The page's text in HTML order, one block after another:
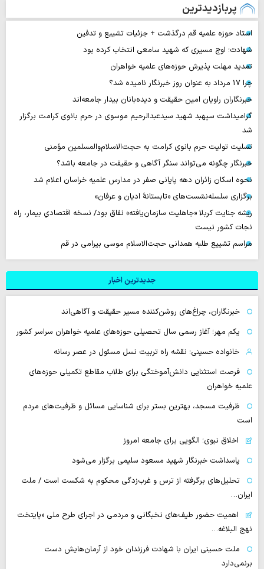
پربازدیدترین
استاد حوزه علمیه قم درگذشت + جزئیات تشییع و تدفین
شهادت؛ اوج مسیری که شهید سامعی انتخاب کرده بود
تمدید مهلت پذیرش حوزه‌های علمیه خواهران
چرا 17 مرداد به عنوان روز خبرنگار نامیده شد؟
خبرنگاران راویان امین حقیقت و دیده‌بانان بیدار جامعه‌اند
گرامیداشت سپهبد شهید سیدعبدالرحیم موسوی در حرم بانوی کرامت برگزار
شد
تسلیت تولیت حرم بانوی کرامت به حجت‌الاسلام‌والمسلمین مؤمنی
خبرنگار چگونه می‌تواند سنگر آگاهی و حقیقت در جامعه باشد؟
نحوه اسکان زائران دهه پایانی صفر در مدارس علمیه خراسان اعلام شد
برگزاری سلسله‌نشست‌های «تابستانهٔ ادیان و عرفان»
ریشه جنایت کربلا «جاهلیت سازمان‌یافته» نفاق بود/ نسخه اقتصادیِ بیمار، راه
نجات کشور نیست
مراسم تشییع طلبه همدانی حجت‌الاسلام موسی بیرامی در قم
جدیدترین اخبار
خبرنگاران، چراغ‌های روشن‌کننده مسیر حقیقت و آگاهی‌اند
یکم مهر؛ آغاز رسمی سال تحصیلی حوزه‌های علمیه خواهران سراسر کشور
خانواده حسینی؛ نقشه راه تربیت نسل مسئول در عصر رسانه
فرصت استثنایی دانش‌آموختگی برای طلاب مقاطع تکمیلی حوزه‌های
علمیه خواهران
ظرفیت مسجد، بهترین بستر برای شناسایی مسائل و ظرفیت‌های مردم
است
اخلاق نبوی؛ الگویی برای جامعه امروز
پاسداشت خبرنگار شهید مسعود سلیمی برگزار می‌شود
تحلیل‌های برگرفته از ترس و غرب‌زدگی محکوم به شکست است / ملت
ایران…
اهمیت حضور طیف‌های نخبگانی و مردمی در اجرای طرح ملی «پایتخت
نهج البلاغه…
ملت حسینی ایران با شهادت فرزندان خود از آرمان‌هایش دست
برنمی‌دارد